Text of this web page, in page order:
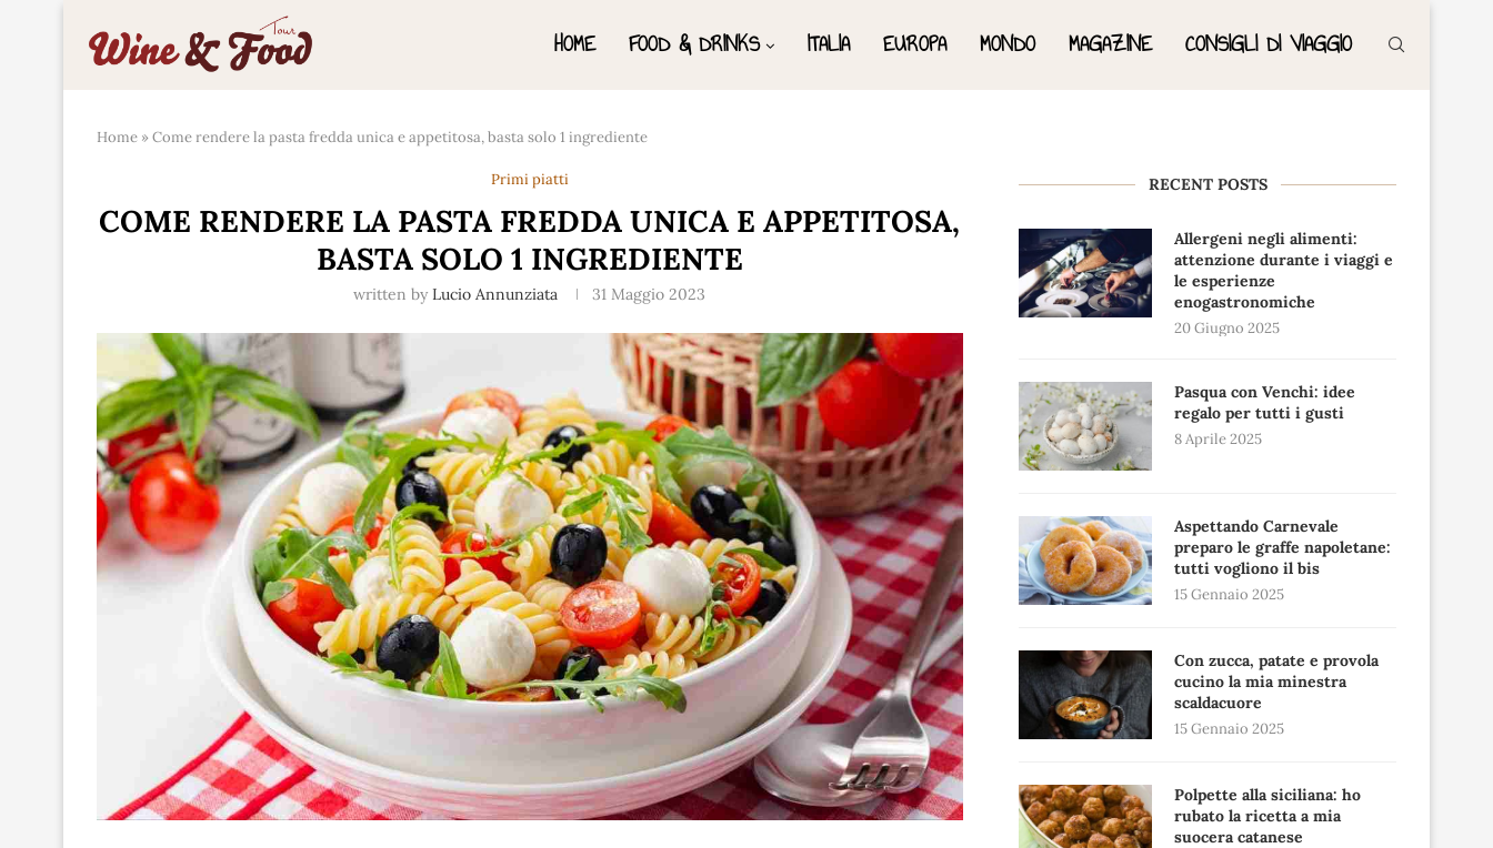
HOME FOOD & DRINKS ITALIA EUROPA MONDO MAGAZINE CONSIGLI DI VIAGGIO
Home »Come rendere la pasta fredda unica e appetitosa, basta solo 1 ingrediente
Primi piatti
COME RENDERE LA PASTA FREDDA UNICA E APPETITOSA,
BASTA SOLO 1 INGREDIENTE
written byLucio Annunziata 31 Maggio 2023
RECENT POSTS
Allergeni negli alimenti:
attenzione durante i viaggi e
le esperienze
enogastronomiche
20 Giugno 2025
Pasqua con Venchi: idee
regalo per tutti i gusti
8 Aprile 2025
Aspettando Carnevale
preparo le graffe napoletane:
tutti vogliono il bis
15 Gennaio 2025
Con zucca, patate e provola
cucino la mia minestra
scaldacuore
15 Gennaio 2025
Polpette alla siciliana: ho
rubato la ricetta a mia
suocera catanese